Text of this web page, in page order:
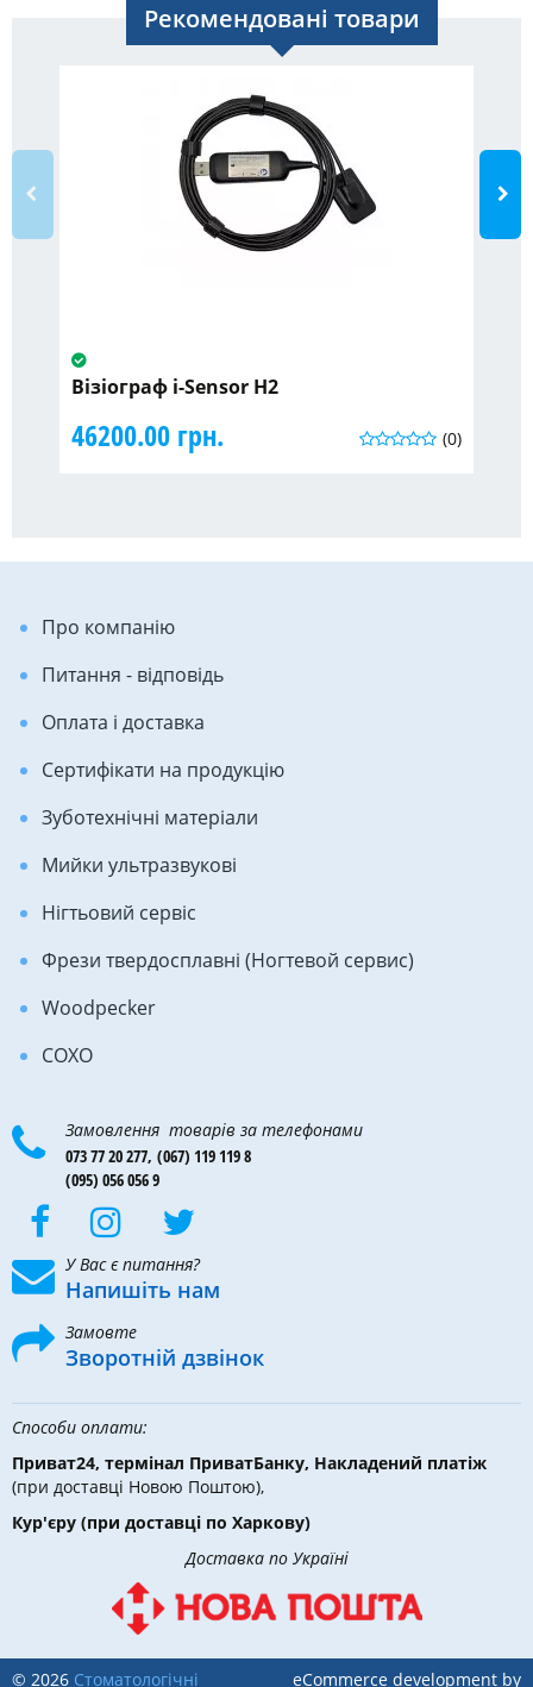
Рекомендовані товари
Візіограф i-Sensor H2
(0)
46200.00 грн.
Про компанію
Питання - відповідь
Оплата і доставка
Сертифікати на продукцію
Зуботехнічні матеріали
Мийки ультразвукові
Нігтьовий сервіс
Фрези твердосплавні (Ногтевой сервис)
Woodpecker
COXO
Замовлення товарів за телефонами
073 77 20 277, (067) 119 119 8
(095) 056 056 9
У Вас є питання?
Напишіть нам
Замовте
Зворотній дзвінок
Способи оплати:
Приват24, термінал ПриватБанку, Накладений платіж
(при доставці Новою Поштою),
Кур'єру (при доставці по Харкову)
Доставка по Україні
© 2026 Стоматологічні eCommerce development by